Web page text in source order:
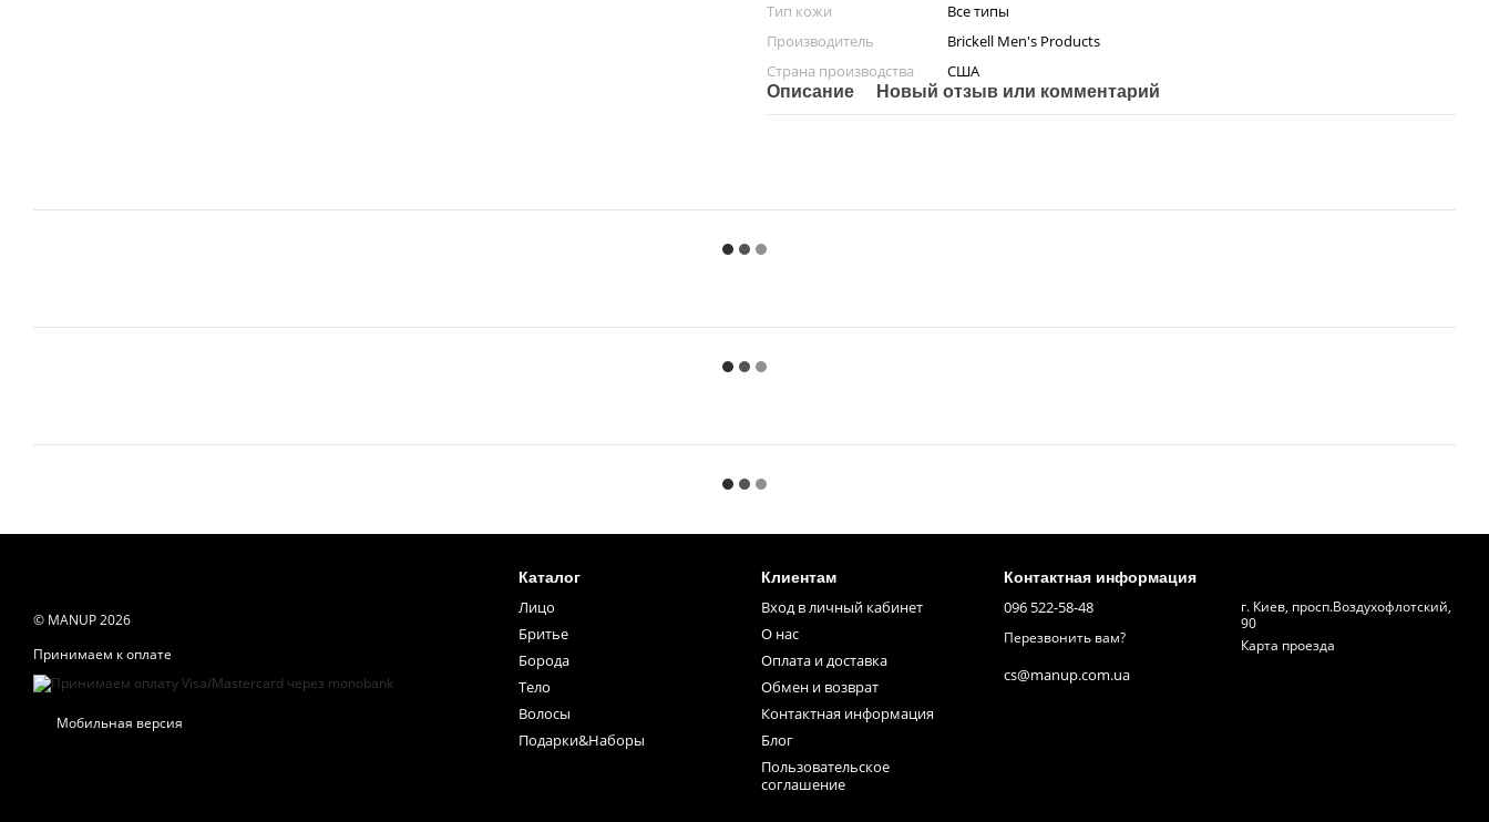
Тип кожи
Все типы
Производитель
Brickell Men's Products
Страна производства
США
Описание Новый отзыв или комментарий
© MANUP 2026
Принимаем к оплате
Мобильная версия
Каталог
Лицо
Бритье
Борода
Тело
Волосы
Подарки&Наборы
Клиентам
Вход в личный кабинет
О нас
Оплата и доставка
Обмен и возврат
Контактная информация
Блог
Пользовательское
соглашение
Контактная информация
096 522-58-48
Перезвонить вам?
cs@manup.com.ua
г. Киев, просп.Воздухофлотский,
90
Карта проезда